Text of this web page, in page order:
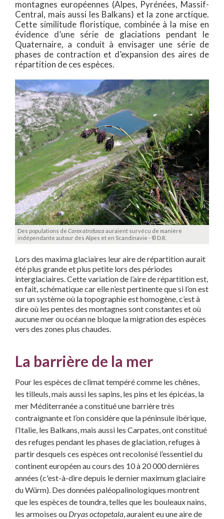
montagnes européennes (Alpes, Pyrénées, Massif-
Central, mais aussi les Balkans) et la zone arctique.
Cette similitude floristique, combinée à la mise en
évidence d’une série de glaciations pendant le
Quaternaire, a conduit à envisager une série de
phases de contraction et d’expansion des aires de
répartition de ces espèces.
Des populations de Carex atrofusca auraient survécu de manière
indépendante autour des Alpes et en Scandinavie - © D.R.
Lors des maxima glaciaires leur aire de répartition aurait
été plus grande et plus petite lors des périodes
interglaciaires. Cette variation de l’aire de répartition est,
en fait, schématique car elle n’est pertinente que si l’on est
sur un système où la topographie est homogène, c’est à
dire où les pentes des montagnes sont constantes et où
aucune mer ou océan ne bloque la migration des espèces
vers des zones plus chaudes.
La barrière de la mer
Pour les espèces de climat tempéré comme les chênes,
les tilleuls, mais aussi les sapins, les pins et les épicéas, la
mer Méditerranée a constitué une barrière très
contraignante et l’on considère que la péninsule ibérique,
l’Italie, les Balkans, mais aussi les Carpates, ont constitué
des refuges pendant les phases de glaciation, refuges à
partir desquels ces espèces ont recolonisé l’essentiel du
continent européen au cours des 10 à 20 000 dernières
années (c'est-à-dire depuis le dernier maximum glaciaire
du Würm). Des données paléopalinologiques montrent
que les espèces de toundra, telles que les bouleaux nains,
les armoises ou Dryas octopetala, auraient eu une aire de